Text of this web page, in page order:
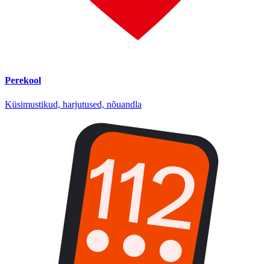
Perekool
Küsimustikud, harjutused, nõuandla